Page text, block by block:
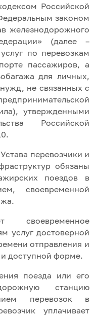
Российской
законом
железнодорожного
(далее –
по перевозкам
пассажиров, а
для личных,
не связанных с
утвержденными
Российской
перевозчики и
обязаны
поездов в
своевременной
своевременное
услуг достоверной
отправления и
доступной форме.
поезда или его
станцию
перевозок в
уплачивает